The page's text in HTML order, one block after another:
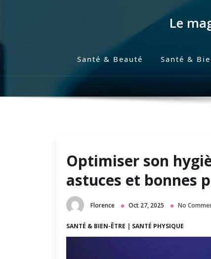
Le
r
M
e
u
Santé & Beauté Santé &
Optimiser son
astuces et bonnes
Florence Oct 27, 2025 No
SANTÉ & BIEN-ÊTRE | SANTÉ PHYSIQUE